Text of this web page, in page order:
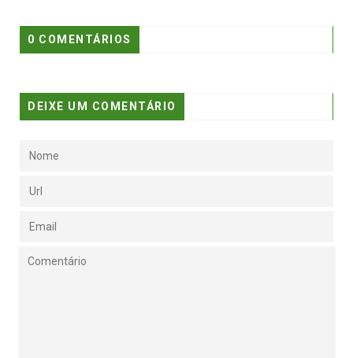
0 COMENTÁRIOS
DEIXE UM COMENTÁRIO